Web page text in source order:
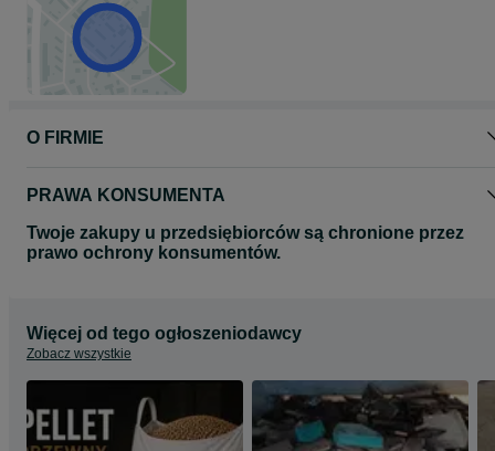
O FIRMIE
PRAWA KONSUMENTA
Twoje zakupy u przedsiębiorców są chronione przez
prawo ochrony konsumentów.
Więcej od tego ogłoszeniodawcy
Zobacz wszystkie